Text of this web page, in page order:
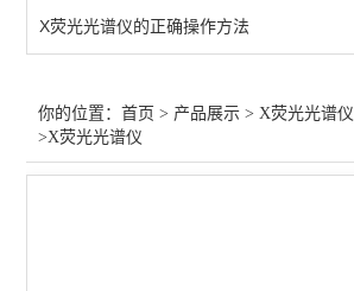
查看全部 >>
X荧光光谱仪的正确操作方法
你的位置：首页 > 产品展示 >X荧光光谱仪
>X荧光光谱仪